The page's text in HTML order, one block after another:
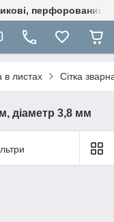
перфорований
в листах Сітка
діаметр 3,8 мм